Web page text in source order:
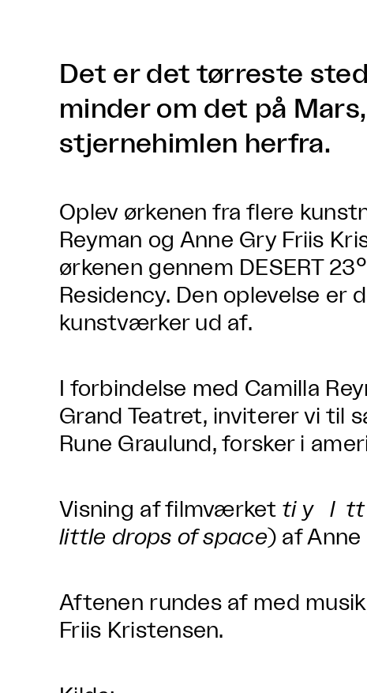
Det er det tørreste
minder om det på
stjernehimlen herfra.
Oplev ørkenen fra flere
Reyman og Anne Gry Friis
ørkenen gennem DESERT
Residency. Den oplevelse er
kunstværker ud af.
I forbindelse med Camilla
Grand Teatret, inviterer vi til
Rune Graulund, forsker i
Visning af filmværket ti y l
little drops of space) af
Aftenen rundes af med
Friis Kristensen.